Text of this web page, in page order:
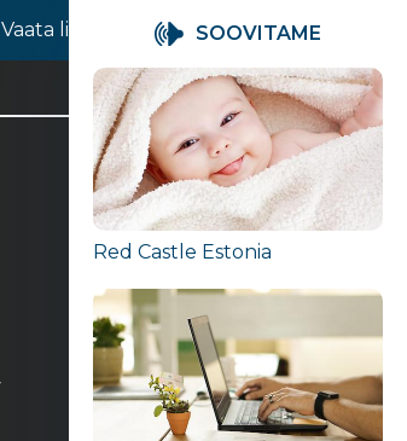
Vaata lisaks Sotsiaalmeedia Info ja
SOOVITAME
Red Castle Estonia